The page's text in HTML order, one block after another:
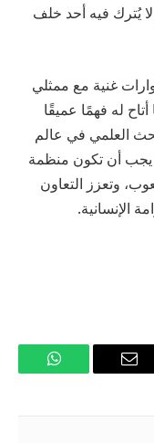
يُترك فيه أحد خلف
غنية مع ممثلي
دولة زارها منذ عام 2023، ما أتاح له فهمًا عميقًا
العلمي في عالم
يجب أن تكون منظمة
وتعزز التعاون
الإنسانية.
البريد
واتساب